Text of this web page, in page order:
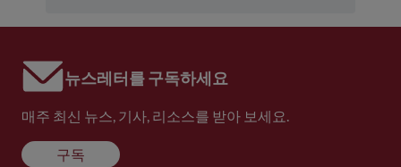
뉴스레터를 구독하세요
매주 최신 뉴스, 기사, 리소스를 받아 보세요.
구독